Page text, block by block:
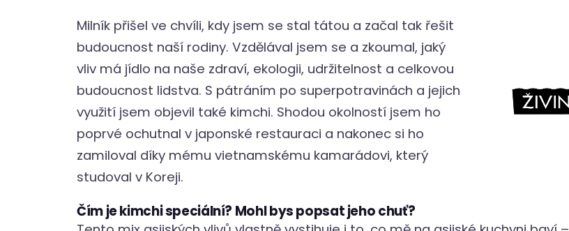
Milník přišel ve chvíli, kdy jsem se stal tátou a začal tak řešit
budoucnost naší rodiny. Vzdělával jsem se a zkoumal, jaký
vliv má jídlo na naše zdraví, ekologii, udržitelnost a celkovou
budoucnost lidstva. S pátráním po superpotravinách a jejich
využití jsem objevil také kimchi. Shodou okolností jsem ho
poprvé ochutnal v japonské restauraci a nakonec si ho
zamiloval díky mému vietnamskému kamarádovi, který
studoval v Koreji.
Čím je kimchi speciální? Mohl bys popsat jeho chuť?